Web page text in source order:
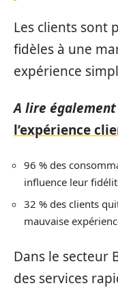
Les clients sont
fidèles à une
expérience
A lire
l’expérience
96 % des
influence leur
32 % des clients
mauvaise
Dans le secteur
des services